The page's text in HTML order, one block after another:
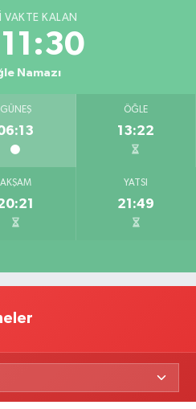
VAKTE KALAN
Namazı
GÜNEŞ ÖĞLE
13:22
AKŞAM YATSI
21:49